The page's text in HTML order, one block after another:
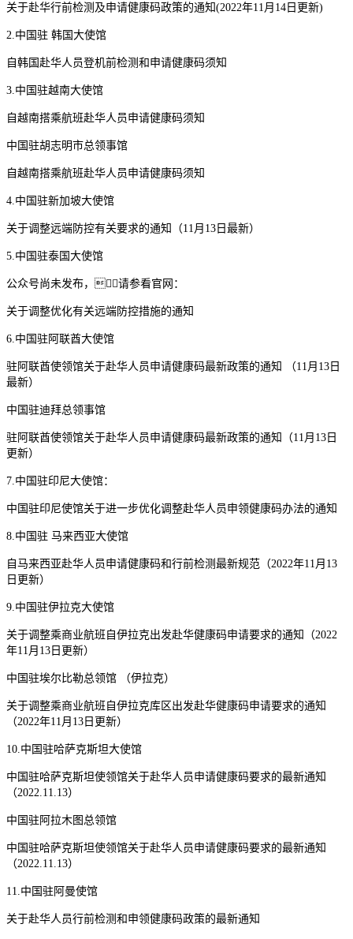
关于赴华行前检测及申请健康码政策的通知(2022年11月14日更新)
2.中国驻 韩国大使馆
自韩国赴华人员登机前检测和申请健康码须知
3.中国驻越南大使馆
自越南搭乘航班赴华人员申请健康码须知
中国驻胡志明市总领事馆
自越南搭乘航班赴华人员申请健康码须知
4.中国驻新加坡大使馆
关于调整远端防控有关要求的通知（11月13日最新）
5.中国驻泰国大使馆
公众号尚未发布，请参看官网：
关于调整优化有关远端防控措施的通知
6.中国驻阿联酋大使馆
驻阿联酋使领馆关于赴华人员申请健康码最新政策的通知 （11月13日
最新）
中国驻迪拜总领事馆
驻阿联酋使领馆关于赴华人员申请健康码最新政策的通知（11月13日
更新）
7.中国驻印尼大使馆：
中国驻印尼使馆关于进一步优化调整赴华人员申领健康码办法的通知
8.中国驻 马来西亚大使馆
自马来西亚赴华人员申请健康码和行前检测最新规范（2022年11月13
日更新）
9.中国驻伊拉克大使馆
关于调整乘商业航班自伊拉克出发赴华健康码申请要求的通知（2022
年11月13日更新）
中国驻埃尔比勒总领馆 （伊拉克）
关于调整乘商业航班自伊拉克库区出发赴华健康码申请要求的通知
（2022年11月13日更新）
10.中国驻哈萨克斯坦大使馆
中国驻哈萨克斯坦使领馆关于赴华人员申请健康码要求的最新通知
（2022.11.13）
中国驻阿拉木图总领馆
中国驻哈萨克斯坦使领馆关于赴华人员申请健康码要求的最新通知
（2022.11.13）
11.中国驻阿曼使馆
关于赴华人员行前检测和申领健康码政策的最新通知